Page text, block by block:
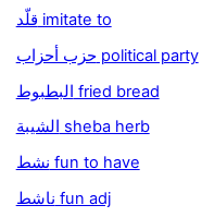
قلّد imitate to
حزب أحزاب political party
البطبوط fried bread
الشيبة sheba herb
نشط fun to have
ناشط fun adj